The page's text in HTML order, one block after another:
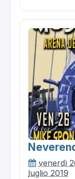
venerdì
luglio 2019